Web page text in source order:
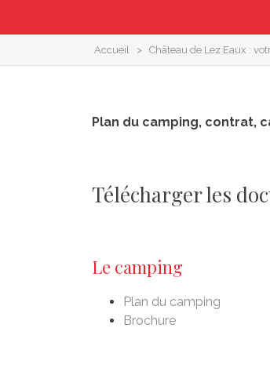
Accueil > Château de Lez Eaux :
Plan du camping, contrat,
Télécharger les
Le camping
Plan du camping
Brochure